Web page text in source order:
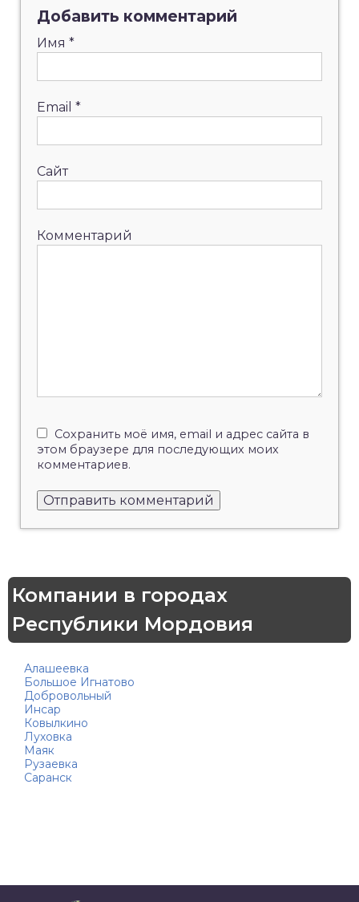
Добавить комментарий
Имя *
Email *
Сайт
Комментарий
Сохранить моё имя, email и адрес сайта в
этом браузере для последующих моих
комментариев.
Компании в городах
Республики Мордовия
Алашеевка
Большое Игнатово
Добровольный
Инсар
Ковылкино
Луховка
Маяк
Рузаевка
Саранск